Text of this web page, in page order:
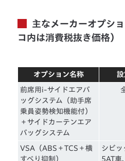
主なメーカーオプシ
コ内は消費税抜き価格）
オプション名称
前席用i-サイドエアバ
ッグシステム（助手席
乗員姿勢検知機能付）
＋サイドカーテンエア
バッグシステム
VSA（ABS＋TCS＋横
すべり抑制）
シビ
5AT車